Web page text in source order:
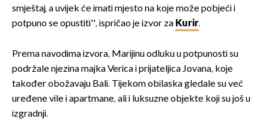
smještaj, a uvijek će imati mjesto na koje može pobjeći i
potpuno se opustiti'', ispričao je izvor za Kurir.
Prema navodima izvora, Marijinu odluku u potpunosti su
podržale njezina majka Verica i prijateljica Jovana, koje
također obožavaju Bali. Tijekom obilaska gledale su već
uređene vile i apartmane, ali i luksuzne objekte koji su još u
izgradnji.